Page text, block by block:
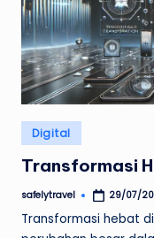
Posted
in
Digital
Transformasi
Posted
safelytravel 29/07/
Transformasi hebat